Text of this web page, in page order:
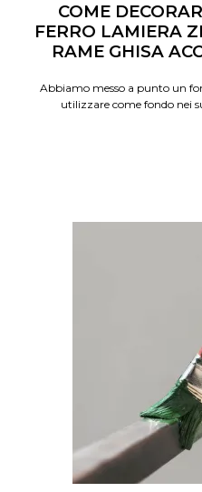
COME
FERRO LAMIERA
RAME GHISA
Abbiamo messo a punto un
utilizzare come fondo nei